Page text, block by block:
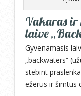
Vakaras ir
laive
Gyvenamasis
„backwaters“
stebint
ežerus ir šimtus